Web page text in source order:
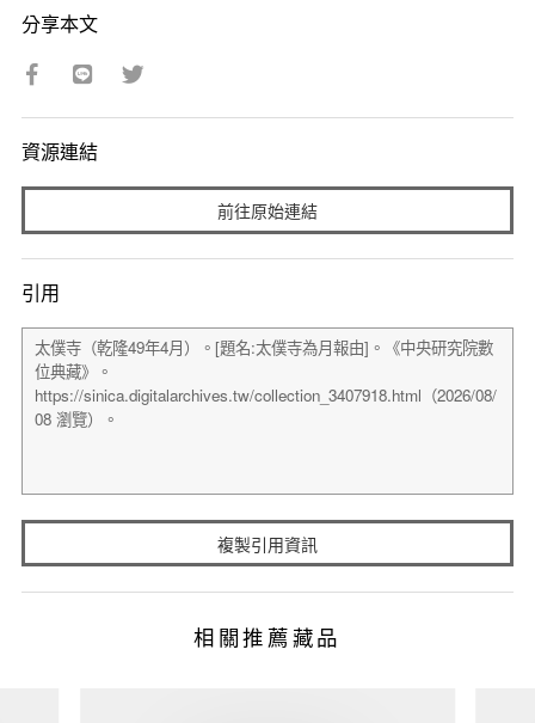
分享本文
資源連結
前往原始連結
引用
複製引用資訊
相關推薦藏品